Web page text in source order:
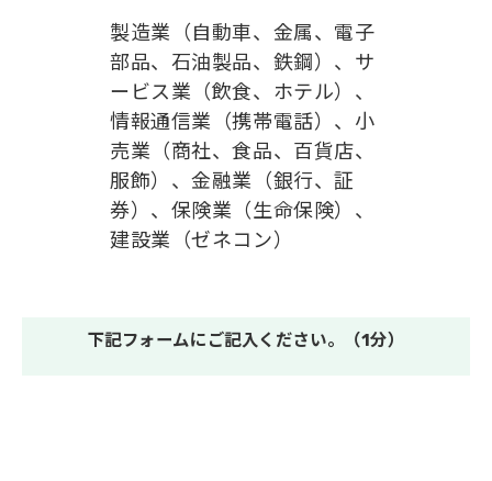
製造業（自動車、金属、電子
部品、石油製品、鉄鋼）、サ
ービス業（飲食、ホテル）、
情報通信業（携帯電話）、小
売業（商社、食品、百貨店、
服飾）、金融業（銀行、証
券）、保険業（生命保険）、
建設業（ゼネコン）
下記フォームにご記入ください。（1分）